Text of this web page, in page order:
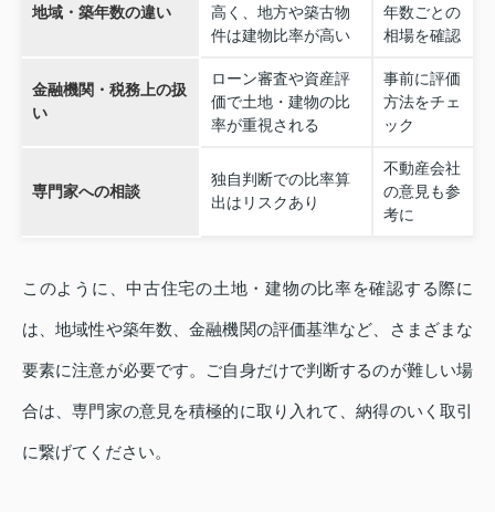
地域・築年数の違い
高く、地方や築古物
件は建物比率が高い
年数ごとの
相場を確認
金融機関・税務上の扱
い
ローン審査や資産評
価で土地・建物の比
率が重視される
事前に評価
方法をチェ
ック
専門家への相談
独自判断での比率算
出はリスクあり
不動産会社
の意見も参
考に
このように、中古住宅の土地・建物の比率を確認する際に
は、地域性や築年数、金融機関の評価基準など、さまざまな
要素に注意が必要です。ご自身だけで判断するのが難しい場
合は、専門家の意見を積極的に取り入れて、納得のいく取引
に繋げてください。